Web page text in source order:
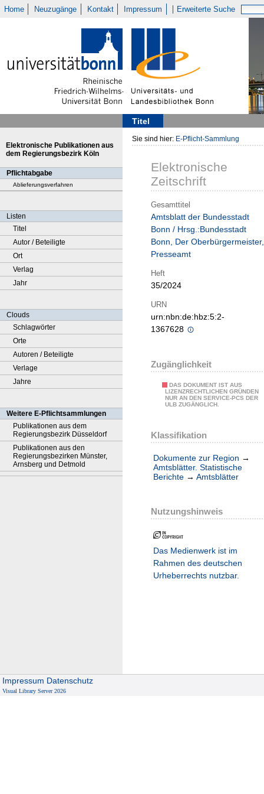
Home Neuzugänge Kontakt Impressum Erweiterte Suche
Titel
Elektronische Publikationen aus
dem Regierungsbezirk Köln
Pflichtabgabe
Ablieferungsverfahren
Listen
Titel
Autor / Beteiligte
Ort
Verlag
Jahr
Clouds
Schlagwörter
Orte
Autoren / Beteiligte
Verlage
Jahre
Weitere E-Pflichtsammlungen
Publikationen aus dem
Regierungsbezirk Düsseldorf
Publikationen aus den
Regierungsbezirken Münster,
Arnsberg und Detmold
Sie sind hier: E-Pflicht-Sammlung
Elektronische
Zeitschrift
Gesamttitel
Amtsblatt der Bundesstadt
Bonn / Hrsg.:Bundesstadt
Bonn, Der Oberbürgermeister,
Presseamt
Heft
35/2024
URN
urn:nbn:de:hbz:5:2-
1367628
Zugänglichkeit
DAS DOKUMENT IST AUS
LIZENZRECHTLICHEN GRÜNDEN
NUR AN DEN SERVICE-PCS DER
ULB ZUGÄNGLICH.
Klassifikation
Dokumente zur Region →
Amtsblätter. Statistische
Berichte → Amtsblätter
Nutzungshinweis
Das Medienwerk ist im
Rahmen des deutschen
Urheberrechts nutzbar.
Impressum Datenschutz
Visual Library Server 2026